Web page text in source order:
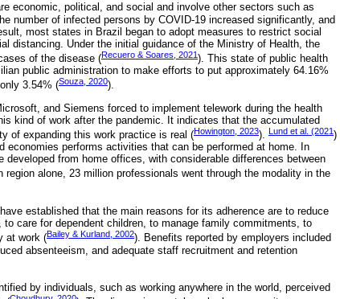
economic, political, and social and involve other sectors such as
number of infected persons by COVID-19 increased significantly, and
most states in Brazil began to adopt measures to restrict social
distancing. Under the initial guidance of the Ministry of Health, the
of the disease (Recuero & Soares, 2021). This state of public health
public administration to make efforts to put approximately 64.16%
3.54% (Souza, 2020).
and Siemens forced to implement telework during the health
kind of work after the pandemic. It indicates that the accumulated
of expanding this work practice is real (Howington, 2023). Lund et al. (2021)
economies performs activities that can be performed at home. In
from home offices, with considerable differences between
region alone, 23 million professionals went through the modality in the
established that the main reasons for its adherence are to reduce
care for dependent children, to manage family commitments, to
at work (Bailey & Kurland, 2002). Benefits reported by employers included
absenteeism, and adequate staff recruitment and retention
by individuals, such as working anywhere in the world, perceived